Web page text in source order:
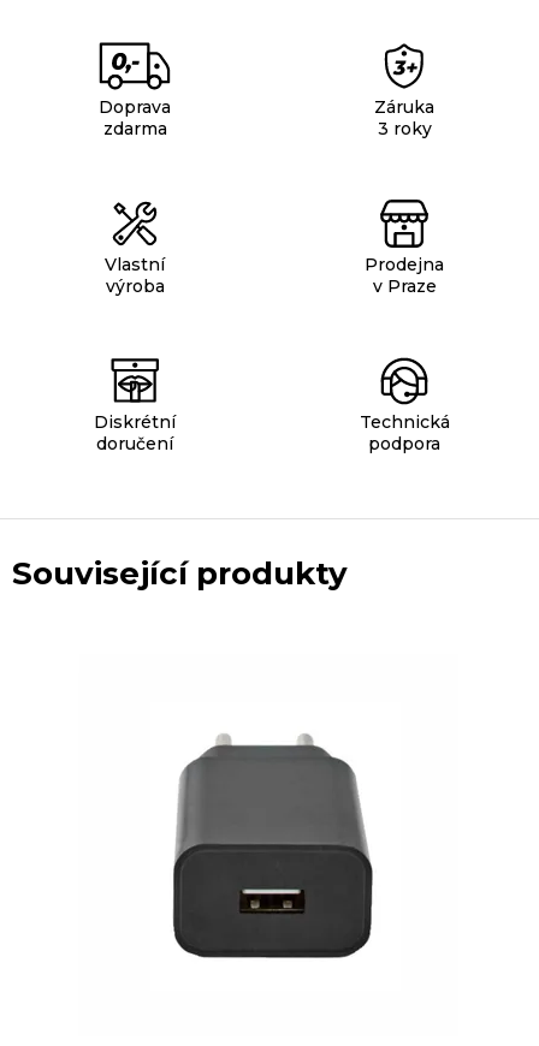
Doprava
zdarma
Záruka
3 roky
Vlastní
výroba
Prodejna
v Praze
Diskrétní
doručení
Technická
podpora
Související produkty